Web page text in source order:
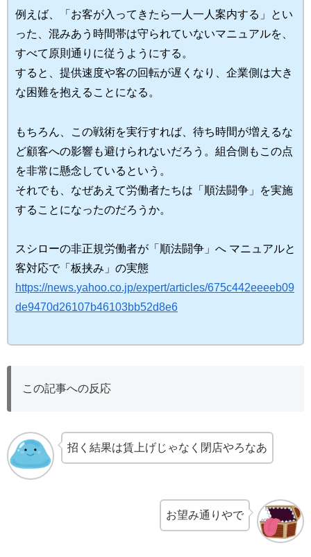
例えば、「お客が入ってきたら一人一人案内する」とい
った、混みあう時間帯は守られていないマニュアルを、
すべて原則通りに従うようにする。
すると、提供速度や客の回転が遅くなり、企業側は大き
な困難を抱えることになる。
もちろん、この戦術を実行すれば、待ち時間が増えるな
ど顧客への影響も避けられないだろう。組合側もこの点
を非常に懸念しているという。
それでも、なぜあえて労働者たちは「順法闘争」を実施
することになったのだろうか。
スシローの非正規労働者が「順法闘争」へ マニュアルと
客対応で「板挟み」の実態
https://news.yahoo.co.jp/expert/articles/675c442eeeeb09
de9470d26107b46103bb52d8e6
この記事への反応
招く結果は賃上げじゃなく閉店やろなあ
お望み通りやで